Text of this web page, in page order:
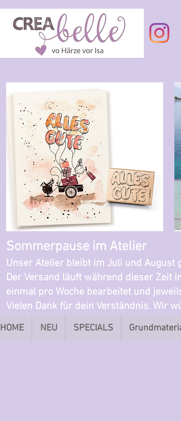
Sommerpause im Atelier
Unser Atelier bleibt im Juli und August
Der Versand läuft während dieser Zeit
einmal pro Woche bearbeitet und
Vielen Dank für dein Verständnis. Wir
HOME NEU SPECIALS